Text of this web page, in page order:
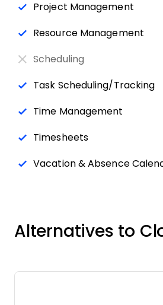
Project Management
Resource Management
Scheduling
Task Scheduling/Tracking
Time Management
Timesheets
Vacation & Absence
Alternatives to